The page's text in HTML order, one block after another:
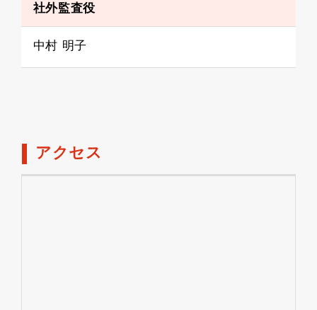
社外監査役
中村 明子
アクセス